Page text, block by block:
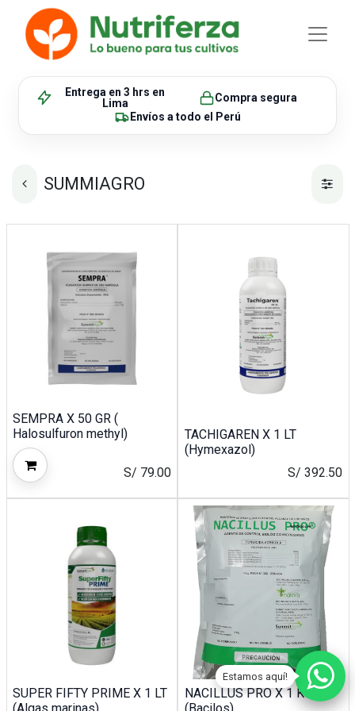
Estamos aquí!
Entrega en 3 hrs en
Lima
Compra segura
Envíos a todo el Perú
SUMMIAGRO
SEMPRA X 50 GR (
Halosulfuron methyl)
S/ 79.00
TACHIGAREN X 1 LT
(Hymexazol)
S/ 392.50
SUPER FIFTY PRIME X 1 LT
NACILLUS PRO X 1 KG